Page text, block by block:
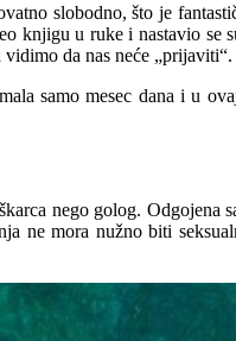
slobodno, što je
u ruke i nastavio se
da nas neće „prijaviti“.
samo mesec dana i u
nego golog.
ne mora nužno biti